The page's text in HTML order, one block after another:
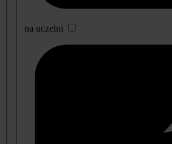
na uczelni